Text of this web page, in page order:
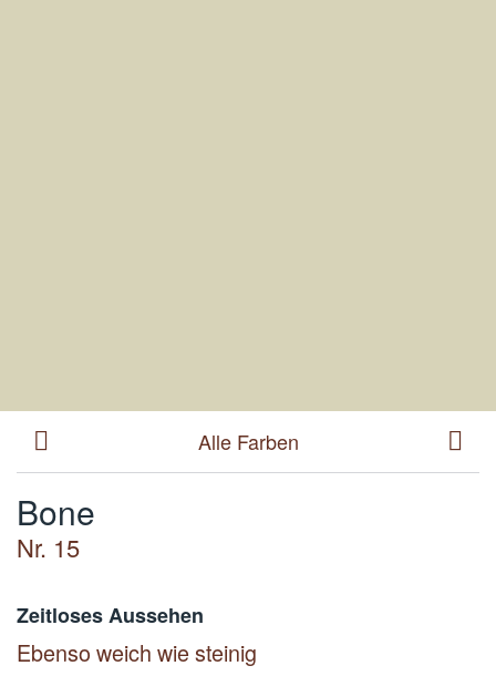
Alle Farben
Bone
Nr. 15
Zeitloses Aussehen
Ebenso weich wie steinig